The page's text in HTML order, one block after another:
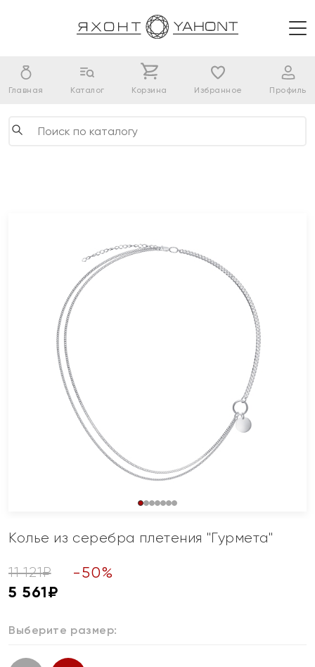
Главная Каталог Корзина Избранное Профиль
Колье из серебра плетения "Гурмета"
11 121₽ -50%
5 561₽
Выберите размер: